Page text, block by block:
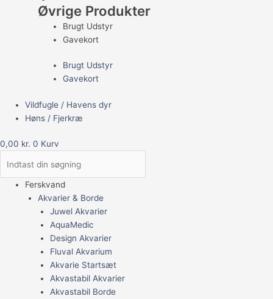
Øvrige Produkter
Brugt Udstyr
Gavekort
Brugt Udstyr
Gavekort
Vildfugle / Havens dyr
Høns / Fjerkræ
0,00 kr. 0 Kurv
Ferskvand
Akvarier & Borde
Juwel Akvarier
AquaMedic
Design Akvarier
Fluval Akvarium
Akvarie Startsæt
Akvastabil Akvarier
Akvastabil Borde